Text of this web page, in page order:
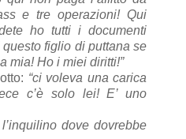
e tre operazioni! Qui
ho tutti i documenti
figlio di puttana se
mia! Ho i miei diritti!”
“ci voleva una carica
c’è solo lei! E’ uno
dove dovrebbe